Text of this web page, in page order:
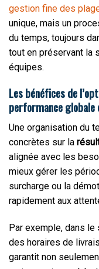
gestion fine des
unique, mais un
du temps, toujours
tout en préservant la
équipes.
Les bénéfices de
performance
Une organisation du
concrètes sur la
alignée avec les
mieux gérer les
surcharge ou la
rapidement aux
Par exemple, dans
des horaires de
garantit non